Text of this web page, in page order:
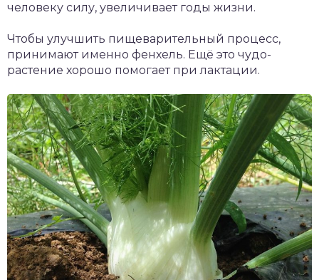
человеку силу, увеличивает годы жизни.
Чтобы улучшить пищеварительный процесс,
принимают именно фенхель. Ещё это чудо-
растение хорошо помогает при лактации.